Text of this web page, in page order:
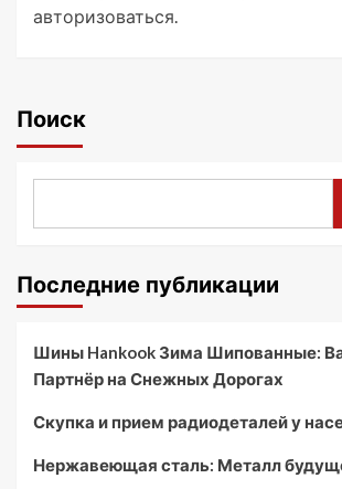
авторизоваться.
Поиск
Последние публикации
Шины Hankook Зима Шипованные:
Партнёр на Снежных Дорогах
Скупка и прием радиодеталей у
Нержавеющая сталь: Металл